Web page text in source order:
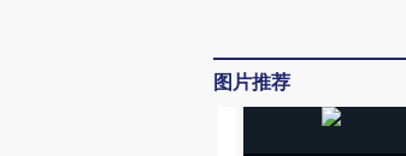
图片推荐